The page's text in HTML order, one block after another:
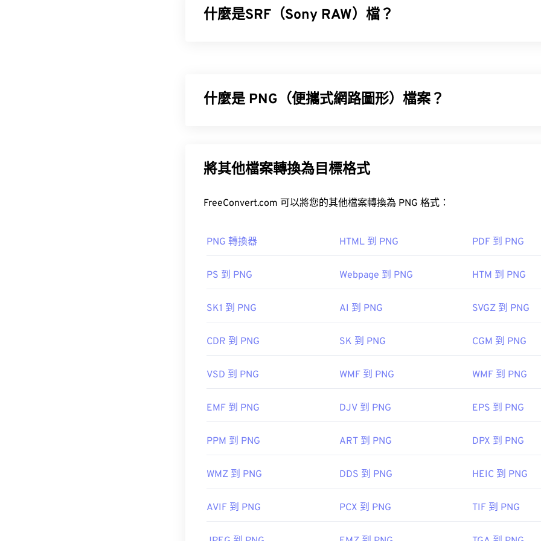
什麼是SRF（Sony RAW）檔？
Sony RAW (ARW)
Studio Zoner Photo Studio
darktable
開源
什麼是 PNG（便攜式網路圖形）檔案？
援具有更好透明度的動畫（試試我們的GIF 轉 APNG
檔案類型略大，因此在將其新增至網頁時請務必小心。
開發者：
實用連結：
相關 PNG 工具：
將其他檔案轉換為目標格式
FreeConvert.com 可以將您的其他檔案轉換為 PNG 格式：
PNG 轉換器 HTML 到 PNG PDF 到 PNG
PS 到 PNG Webpage 到 PNG HTM 到 PNG
SK1 到 PNG AI 到 PNG SVGZ 到 PNG
CDR 到 PNG SK 到 PNG CGM 到 PNG
VSD 到 PNG WMF 到 PNG WMF 到 PNG
EMF 到 PNG DJV 到 PNG EPS 到 PNG
PPM 到 PNG ART 到 PNG DPX 到 PNG
WMZ 到 PNG DDS 到 PNG HEIC 到 PNG
AVIF 到 PNG PCX 到 PNG TIF 到 PNG